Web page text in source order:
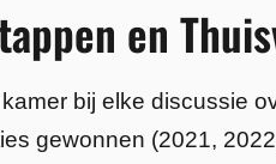
en
bij elke discussie
gewonnen (2021,